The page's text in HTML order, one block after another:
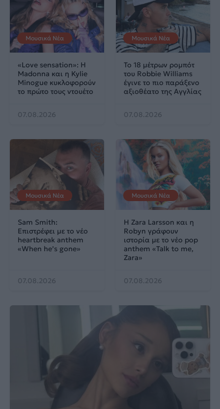
Μουσικά Νέα
«Love sensation»: Η
Madonna και η Kylie
Minogue κυκλοφορούν
το πρώτο τους ντουέτο
07.08.2026
Μουσικά Νέα
Το 18 μέτρων ρομπότ
του Robbie Williams
έγινε το πιο παράξενο
αξιοθέατο της Αγγλίας
07.08.2026
Μουσικά Νέα
Sam Smith:
Επιστρέφει με το νέο
heartbreak anthem
«When he’s gone»
07.08.2026
Μουσικά Νέα
Η Zara Larsson και η
Robyn γράφουν
ιστορία με το νέο pop
anthem «Talk to me,
Zara»
07.08.2026